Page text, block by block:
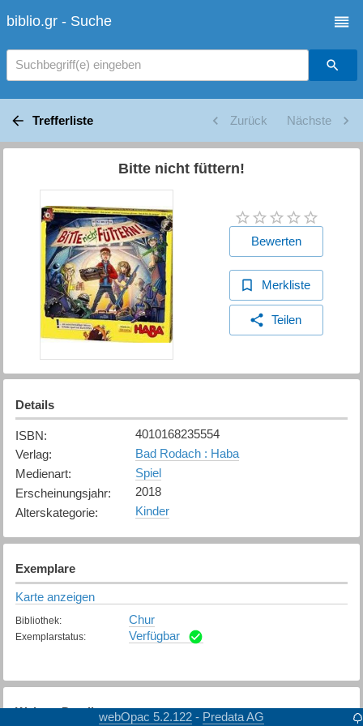
biblio.gr - Suche
Suchbegriff(e) eingeben
Trefferliste Zurück Nächste
Bitte nicht füttern!
Bewerten
Merkliste
Teilen
Details
ISBN:
4010168235554
Verlag:
Bad Rodach : Haba
Medienart:
Spiel
Erscheinungsjahr:
2018
Alterskategorie: Kinder
Exemplare
Karte anzeigen
Bibliothek: Chur
Exemplarstatus: Verfügbar
Weitere DetailswebOpac 5.2.122 - Predata AG